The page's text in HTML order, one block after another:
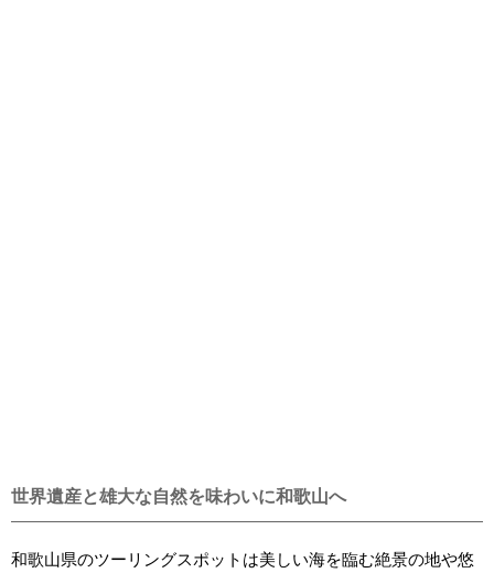
世界遺産と雄大な自然を味わいに和歌山へ
和歌山県のツーリングスポットは美しい海を臨む絶景の地や悠